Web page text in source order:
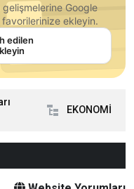
Google
ekleyin.
edilen
EKONOMİ